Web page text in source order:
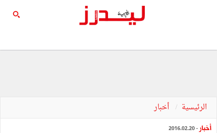
الرئيسية أخبار
أخبار - 2016.02.20